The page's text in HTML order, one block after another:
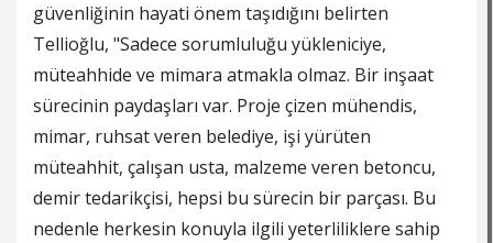
güvenliğinin hayati önem taşıdığını belirten
Tellioğlu, "Sadece sorumluluğu yükleniciye,
müteahhide ve mimara atmakla olmaz. Bir inşaat
sürecinin paydaşları var. Proje çizen mühendis,
mimar, ruhsat veren belediye, işi yürüten
müteahhit, çalışan usta, malzeme veren betoncu,
demir tedarikçisi, hepsi bu sürecin bir parçası. Bu
nedenle herkesin konuyla ilgili yeterliliklere sahip